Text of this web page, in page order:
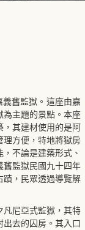
舊監獄。這座由嘉
為主題的景點。本座
，其建材使用的是阿
理方便，特地將獄房
不論是建築形式、
舊監獄民國九十四年
蹟，民眾透過導覽解
凡尼亞式監獄，其特
去的囚房。其入口